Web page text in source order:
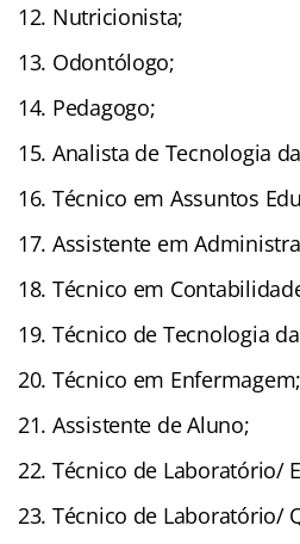
Nutricionista;
Odontólogo;
Pedagogo;
Analista de Tecnologia
Técnico em Assuntos
Assistente em
Técnico em
Técnico de Tecnologia
Técnico em Enfermagem;
Assistente de Aluno;
Técnico de Laboratório/
Técnico de Laboratório/